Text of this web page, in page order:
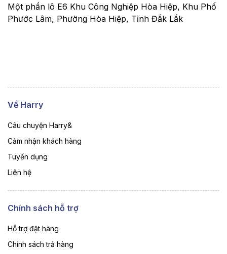
Một phần lô E6 Khu Công Nghiệp Hòa Hiệp, Khu Phố
Phước Lâm, Phường Hòa Hiệp, Tỉnh Đắk Lắk
Về Harry
Câu chuyện Harry&
Cảm nhận khách hàng
Tuyển dụng
Liên hệ
Chính sách hỗ trợ
Hỗ trợ đặt hàng
Chính sách trả hàng